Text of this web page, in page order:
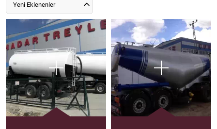
Yeni Eklenenler